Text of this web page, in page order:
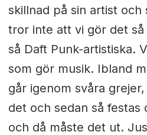
skillnad på sin artist och
tror inte att vi gör det
så Daft Punk-artistiska.
som gör musik. Ibland
går igenom svåra
det och sedan så
och då måste det ut.